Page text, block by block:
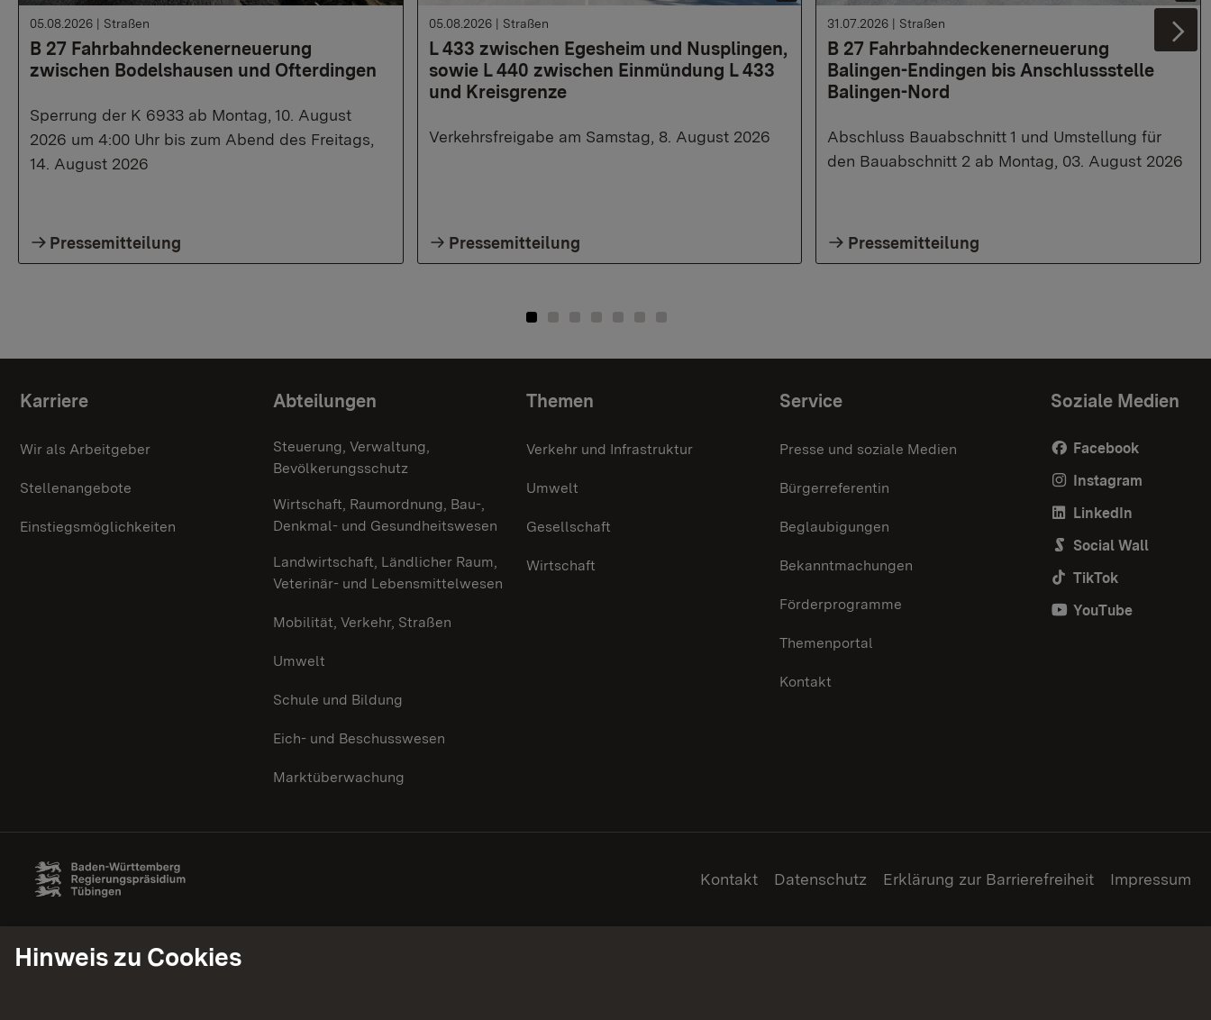
B 27 Fahrbahndeckenerneuerung
zwischen Bodelshausen und Ofterdingen
05.08.2026 | Straßen
Sperrung der K 6933 ab Montag, 10. August
2026 um 4:00 Uhr bis zum Abend des Freitags,
14. August 2026
Pressemitteilung
L 433 zwischen Egesheim und Nusplingen,
sowie L 440 zwischen Einmündung L 433
und Kreisgrenze
05.08.2026 | Straßen
Verkehrsfreigabe am Samstag, 8. August 2026
Pressemitteilung
B 27 Fahrbahndeckenerneuerung
Balingen-Endingen bis Anschlussstelle
Balingen-Nord
31.07.2026 | Straßen
Abschluss Bauabschnitt 1 und Umstellung für
den Bauabschnitt 2 ab Montag, 03. August 2026
Pressemitteilung
Themenübersicht
Karriere
Wir als Arbeitgeber
Stellenangebote
Einstiegsmöglichkeiten
Abteilungen
Steuerung, Verwaltung,
Bevölkerungsschutz
Wirtschaft, Raumordnung, Bau-,
Denkmal- und Gesundheitswesen
Landwirtschaft, Ländlicher Raum,
Veterinär- und Lebensmittelwesen
Mobilität, Verkehr, Straßen
Umwelt
Schule und Bildung
Eich- und Beschusswesen
Marktüberwachung
Themen
Verkehr und Infrastruktur
Umwelt
Gesellschaft
Wirtschaft
Service
Presse und soziale Medien
Bürgerreferentin
Beglaubigungen
Bekanntmachungen
Förderprogramme
Themenportal
Kontakt
Soziale Medien
Facebook
Instagram
LinkedIn
Social Wall
TikTok
YouTube
Kontakt Datenschutz Erklärung zur Barrierefreiheit Impressum
Hinweis zu Cookies